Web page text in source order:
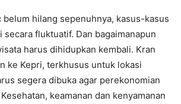
belum hilang sepenuhnya, kasus-kasus
secara fluktuatif. Dan bagaimanapun
harus dihidupkan kembali. Kran
ke Kepri, terkhusus untuk lokasi
segera dibuka agar perekonomian
keamanan dan kenyamanan